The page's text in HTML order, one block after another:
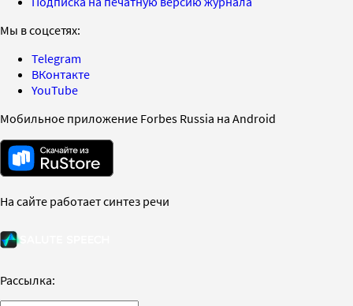
Мы в соцсетях:
Telegram
ВКонтакте
YouTube
Мобильное приложение Forbes Russia на Android
На сайте работает синтез речи
Рассылка: